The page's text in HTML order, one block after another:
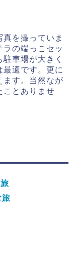
を撮っていま
の端っこセッ
車場が大きく
適です。更に
ます。当然なが
ことありませ